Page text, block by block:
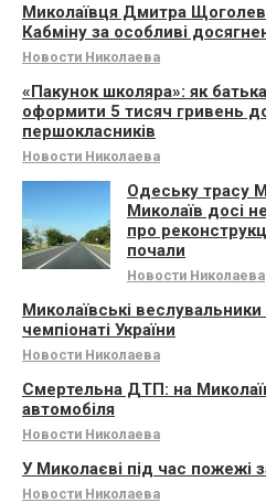
Миколаївця Дмитра
Кабміну за особливі
Новости Николаева
«Пакунок школяра»: як
оформити 5 тисяч гривень
першокласників
Новости Николаева
Одеську трасу
Миколаїв досі
про
почали
Новости Николаева
Миколаївські
чемпіонаті України
Новости Николаева
Смертельна ДТП: на
автомобіля
Новости Николаева
У Миколаєві під час пожежі
Новости Николаева